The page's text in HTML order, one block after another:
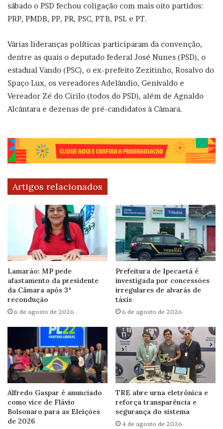
sábado o PSD fechou coligação com mais oito partidos:
PRP, PMDB, PP, PR, PSC, PTB, PSL e PT.
Várias lideranças políticas participaram da convenção,
dentre as quais o deputado federal José Nunes (PSD), o
estadual Vando (PSC), o ex-prefeito Zezitinho, Rosalvo do
Spaço Lux, os vereadores Adelândio, Genivaldo e
Vereador Zé do Cirilo (todos do PSD), além de Agnaldo
Alcântara e dezenas de pré-candidatos à Câmara.
Artigos relacionados
Lamarão: MP pede
afastamento da presidente
da Câmara após 3ª
recondução
6 de agosto de 2026
Prefeitura de Ipecaetá é
investigada por concessões
irregulares de alvarás de
táxis
6 de agosto de 2026
Alfredo Gaspar é anunciado
como vice de Flávio
Bolsonaro para as Eleições
de 2026
TRE abre urna eletrônica e
reforça transparência e
segurança do sistema
4 de agosto de 2026